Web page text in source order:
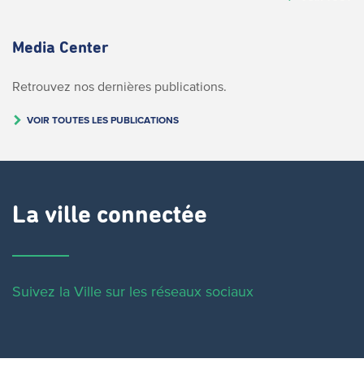
Media Center
Retrouvez nos dernières publications.
VOIR TOUTES LES PUBLICATIONS
La ville connectée
Suivez la Ville sur les réseaux sociaux